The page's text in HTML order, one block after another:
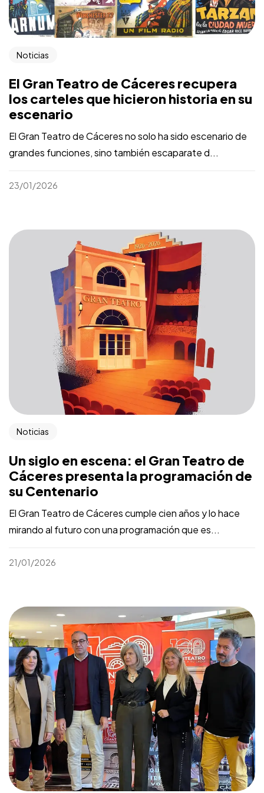
Noticias
El Gran Teatro de Cáceres recupera
los carteles que hicieron historia en su
escenario
El Gran Teatro de Cáceres no solo ha sido escenario de
grandes funciones, sino también escaparate d...
23/01/2026
Noticias
Un siglo en escena: el Gran Teatro de
Cáceres presenta la programación de
su Centenario
El Gran Teatro de Cáceres cumple cien años y lo hace
mirando al futuro con una programación que es...
21/01/2026
100 añosCONTIGO
©2026 Gran Teatro. Todos
los derechos reservados
Desarrollado por
Panoramaweb